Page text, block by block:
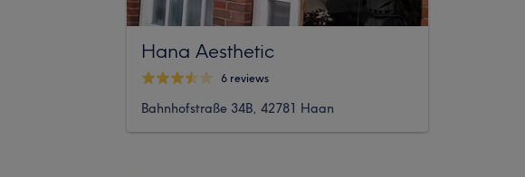
Hana Aesthetic
6 reviews
Bahnhofstraße 34B, 42781 Haan